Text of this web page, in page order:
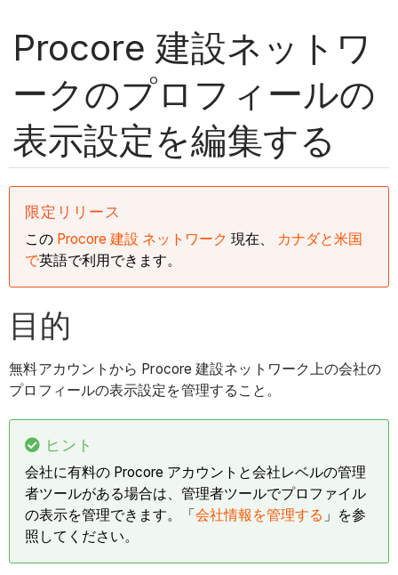
Procore 建設ネットワ
ークのプロフィールの
表示設定を編集する
限定リリース
この Procore 建設 ネットワーク 現在、 カナダと米国
で英語で利用できます。
目的
無料アカウントから Procore 建設ネットワーク上の会社の
プロフィールの表示設定を管理すること。
ヒント
会社に有料の Procore アカウントと会社レベルの管理
者ツールがある場合は、管理者ツールでプロファイル
の表示を管理できます。「会社情報を管理する 」を参
照してください。